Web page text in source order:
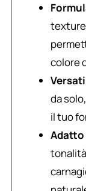
texture
colore
da
il tuo